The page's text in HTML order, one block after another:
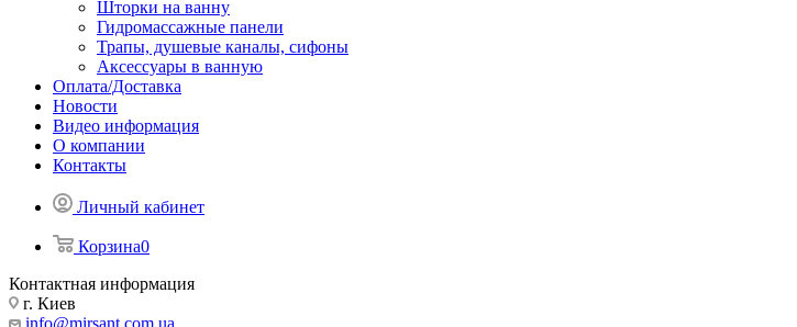
Шторки на ванну
Гидромассажные панели
Трапы, душевые каналы, сифоны
Аксессуары в ванную
Оплата/Доставка
Новости
Видео информация
О компании
Контакты
Личный кабинет
Корзина0
Контактная информация
г. Киев
info@mirsant.com.ua